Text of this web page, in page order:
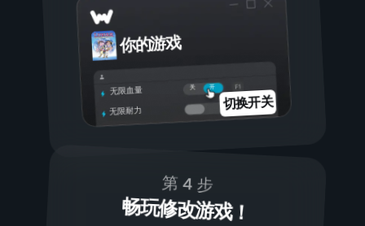
你的游戏
开
关
无限血量
无限耐力
切换开关
第 4 步
畅玩修改游戏！